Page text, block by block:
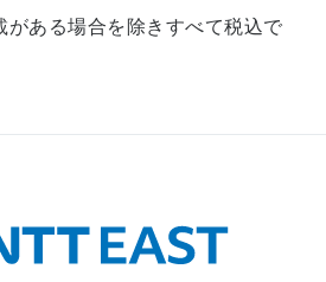
がある場合を除きすべて税込で